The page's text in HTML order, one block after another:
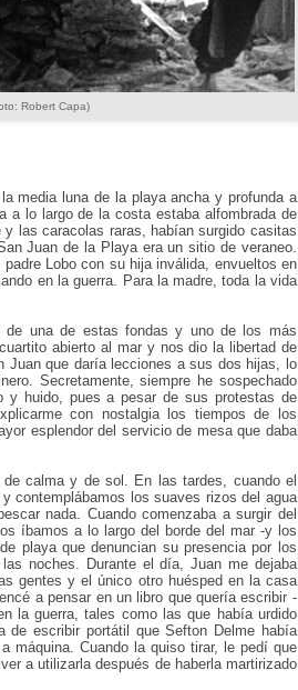
Robert Capa)
media luna de la playa ancha y profunda a
a lo largo de la costa estaba alfombrada de
las caracolas raras, habían surgido casitas
Juan de la Playa era un sitio de veraneo.
Lobo con su hija inválida, envueltos en
en la guerra. Para la madre, toda la vida
de una de estas fondas y uno de los más
abierto al mar y nos dio la libertad de
Juan que daría lecciones a sus dos hijas, lo
Secretamente, siempre he sospechado
y huido, pues a pesar de sus protestas de
con nostalgia los tiempos de los
esplendor del servicio de mesa que daba
calma y de sol. En las tardes, cuando el
contemplábamos los suaves rizos del agua
nada. Cuando comenzaba a surgir del
íbamos a lo largo del borde del mar -y los
playa que denuncian su presencia por los
noches. Durante el día, Juan me dejaba
gentes y el único otro huésped en la casa
a pensar en un libro que quería escribir -
la guerra, tales como las que había urdido
de escribir portátil que Sefton Delme había
máquina. Cuando la quiso tirar, le pedí que
a utilizarla después de haberla martirizado